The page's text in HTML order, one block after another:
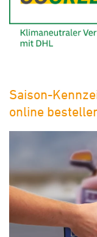
Saison-
online